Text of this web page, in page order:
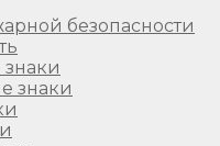
безопасности
знаки